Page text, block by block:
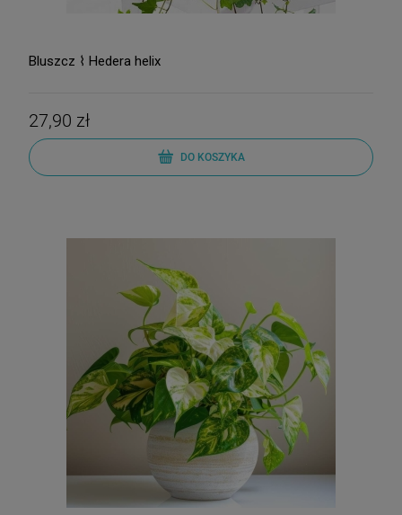
Bluszcz ⌇ Hedera helix
27,90 zł
DO KOSZYKA